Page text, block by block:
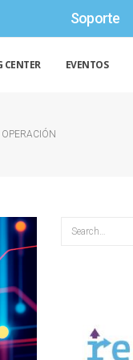
Soporte
CENTER EVENTOS